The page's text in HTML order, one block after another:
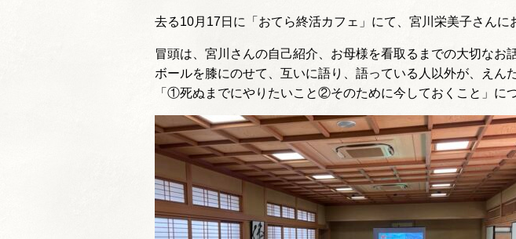
去る10月17日に「おてら終活カフェ」にて、宮川栄美子さんに
冒頭は、宮川さんの自己紹介、お母様を看取るまでの大切な
ボールを膝にのせて、互いに語り、語っている人以外が、えん
「①死ぬまでにやりたいこと②そのために今しておくこと」に